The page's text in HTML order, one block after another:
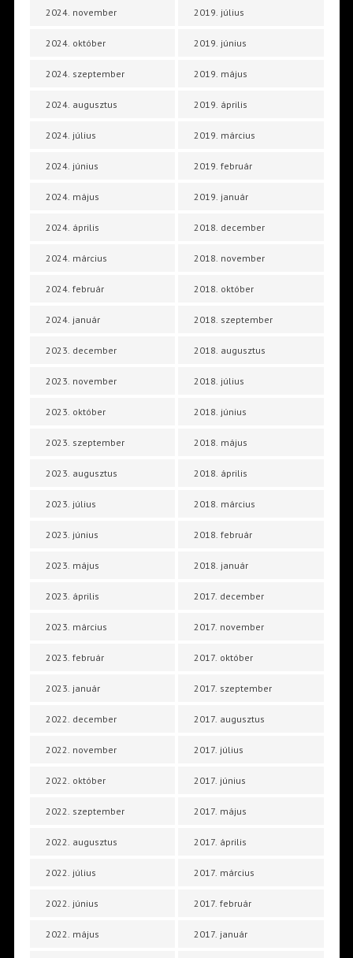
2024. november
2024. október
2024. szeptember
2024. augusztus
2024. július
2024. június
2024. május
2024. április
2024. március
2024. február
2024. január
2023. december
2023. november
2023. október
2023. szeptember
2023. augusztus
2023. július
2023. június
2023. május
2023. április
2023. március
2023. február
2023. január
2022. december
2022. november
2022. október
2022. szeptember
2022. augusztus
2022. július
2022. június
2022. május
2019. július
2019. június
2019. május
2019. április
2019. március
2019. február
2019. január
2018. december
2018. november
2018. október
2018. szeptember
2018. augusztus
2018. július
2018. június
2018. május
2018. április
2018. március
2018. február
2018. január
2017. december
2017. november
2017. október
2017. szeptember
2017. augusztus
2017. július
2017. június
2017. május
2017. április
2017. március
2017. február
2017. január